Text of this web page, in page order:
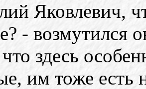
Яковлевич,
- возмутился
здесь
им тоже есть